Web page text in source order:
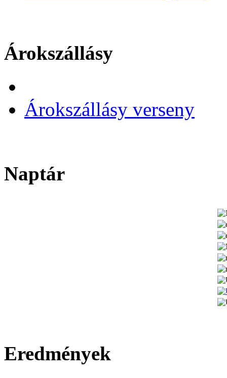
Árokszállásy
Árokszállásy verseny
Naptár
Eredmények